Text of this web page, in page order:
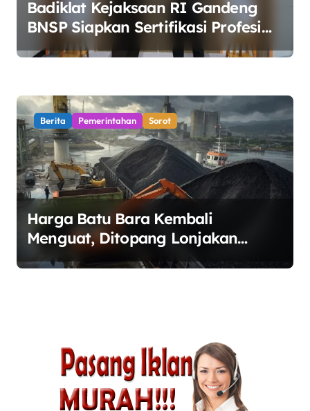
Badiklat Kejaksaan RI Gandeng
BNSP Siapkan Sertifikasi Profesi
Jaksa
Berita Pemerintahan Sorot
Harga Batu Bara Kembali
Menguat, Ditopang Lonjakan
Harga Minyak dan Pasokan Ketat